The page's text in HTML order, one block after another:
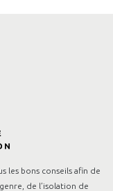
les bons conseils afin de
de l’isolation de